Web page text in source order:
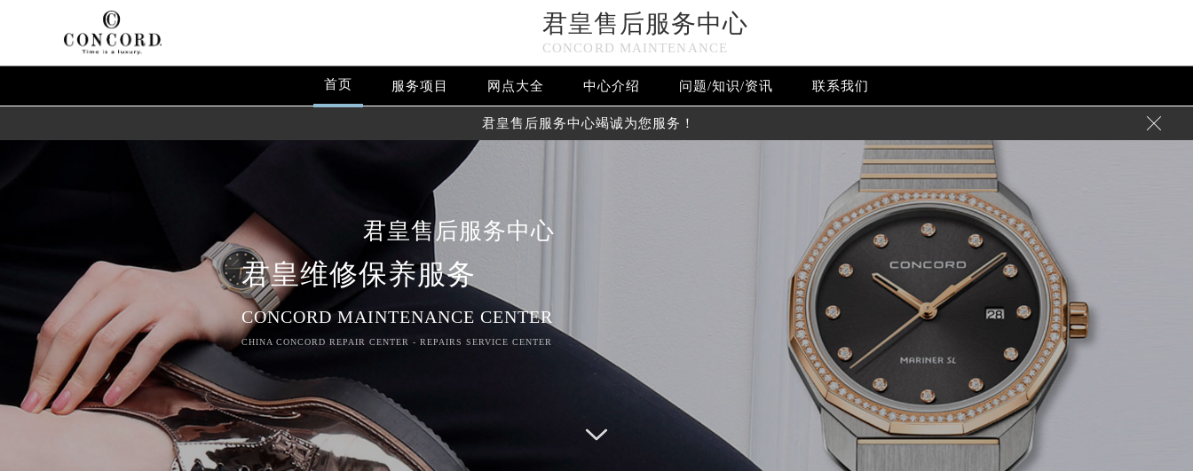
君皇售后服务中心
CONCORD MAINTENANCE
首页 服务项目 网点大全 中心介绍 问题/知识/资讯 联系我们
君皇售后服务中心竭诚为您服务！ 
君皇售后服务中心
君皇维修保养服务
CONCORD MAINTENANCE CENTER
CHINA CONCORD REPAIR CENTER - REPAIRS SERVICE CENTER